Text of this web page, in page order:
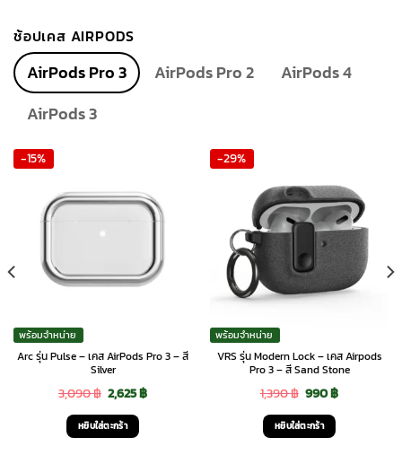
on
the
product
ช้อปเคส AIRPODS
AirPods Pro 3 AirPods Pro 2
AirPods 4
AirPods 3
-15%
พร้อมจำหน่าย
Arc รุ่น Pulse – เคส AirPods Pro 3 – สี
Silver
3,090฿ Original
price
was:
2,625฿Current
หยิบใส่ตะกร้า
-29%
พร้อมจำหน่าย
VRS รุ่น Modern Lock – เคส Airpods
Pro 3 – สี Sand Stone
1,390฿ Original
price
was:
990฿Current
หยิบใส่ตะกร้า